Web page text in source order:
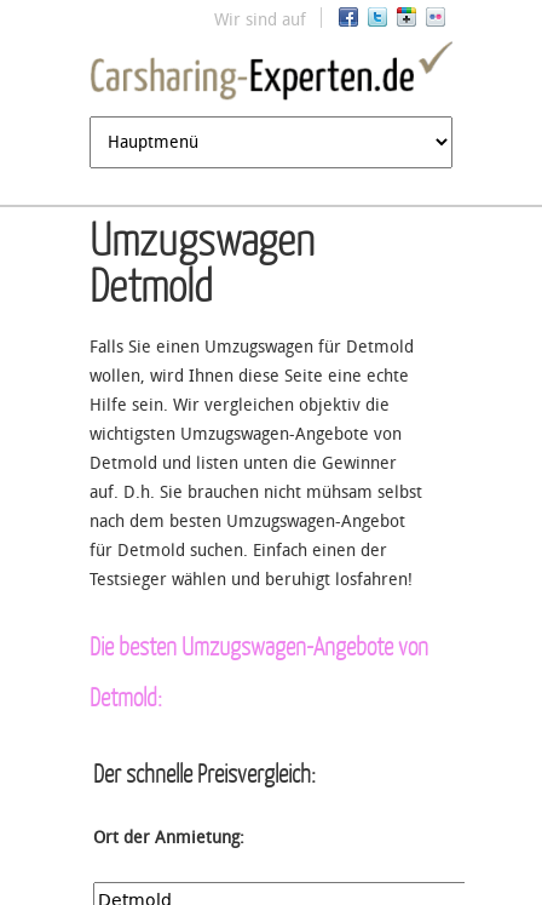
Jump to navigation
Wir sind auf
Umzugswagen
Detmold
Falls Sie einen Umzugswagen für Detmold
wollen, wird Ihnen diese Seite eine echte
Hilfe sein. Wir vergleichen objektiv die
wichtigsten Umzugswagen-Angebote von
Detmold und listen unten die Gewinner
auf. D.h. Sie brauchen nicht mühsam selbst
nach dem besten Umzugswagen-Angebot
für Detmold suchen. Einfach einen der
Testsieger wählen und beruhigt losfahren!
Die besten Umzugswagen-Angebote von
Detmold:
Der schnelle Preisvergleich:
Ort der Anmietung: